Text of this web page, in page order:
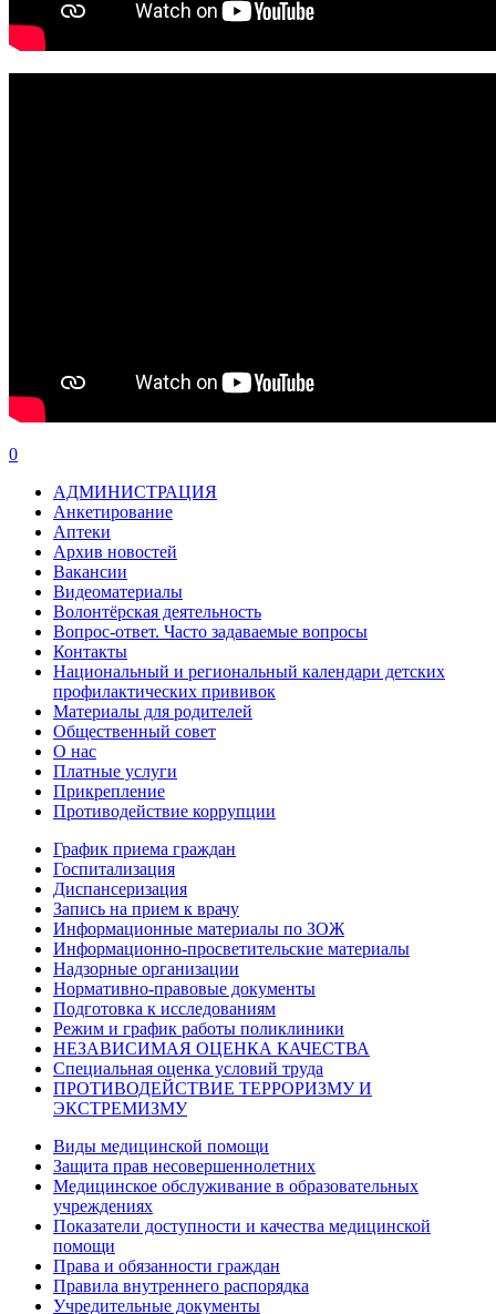
0
АДМИНИСТРАЦИЯ
Анкетирование
Аптеки
Архив новостей
Вакансии
Видеоматериалы
Волонтёрская деятельность
Вопрос-ответ. Часто задаваемые вопросы
Контакты
Национальный и региональный календари детских
профилактических прививок
Материалы для родителей
Общественный совет
О нас
Платные услуги
Прикрепление
Противодействие коррупции
График приема граждан
Госпитализация
Диспансеризация
Запись на прием к врачу
Информационные материалы по ЗОЖ
Информационно-просветительские материалы
Надзорные организации
Нормативно-правовые документы
Подготовка к исследованиям
Режим и график работы поликлиники
НЕЗАВИСИМАЯ ОЦЕНКА КАЧЕСТВА
Специальная оценка условий труда
ПРОТИВОДЕЙСТВИЕ ТЕРРОРИЗМУ И
ЭКСТРЕМИЗМУ
Виды медицинской помощи
Защита прав несовершеннолетних
Медицинское обслуживание в образовательных
учреждениях
Показатели доступности и качества медицинской
помощи
Права и обязанности граждан
Правила внутреннего распорядка
Учредительные документы